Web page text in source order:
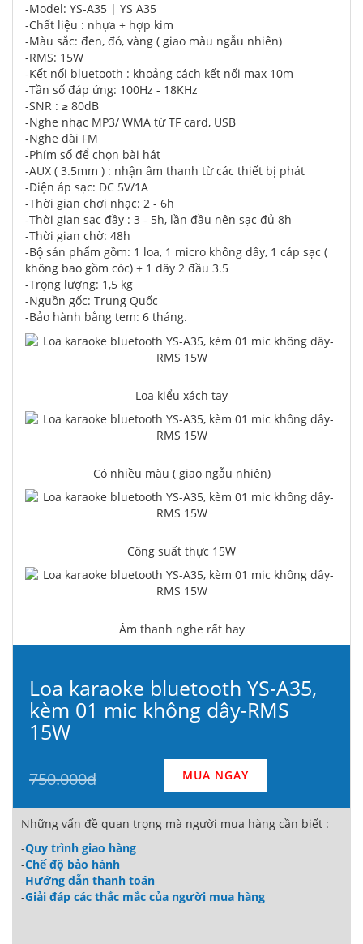
-Model: YS-A35 | YS A35
-Chất liệu : nhựa + hợp kim
-Màu sắc: đen, đỏ, vàng ( giao màu ngẫu nhiên)
-RMS: 15W
-Kết nối bluetooth : khoảng cách kết nối max 10m
-Tần số đáp ứng: 100Hz - 18KHz
-SNR : ≥ 80dB
-Nghe nhạc MP3/ WMA từ TF card, USB
-Nghe đài FM
-Phím số để chọn bài hát
-AUX ( 3.5mm ) : nhận âm thanh từ các thiết bị phát
-Điện áp sạc: DC 5V/1A
-Thời gian chơi nhạc: 2 - 6h
-Thời gian sạc đầy : 3 - 5h, lần đầu nên sạc đủ 8h
-Thời gian chờ: 48h
-Bộ sản phẩm gồm: 1 loa, 1 micro không dây, 1 cáp sạc (
không bao gồm cóc) + 1 dây 2 đầu 3.5
-Trọng lượng: 1,5 kg
-Nguồn gốc: Trung Quốc
-Bảo hành bằng tem: 6 tháng.
Loa kiểu xách tay
Có nhiều màu ( giao ngẫu nhiên)
Công suất thực 15W
Âm thanh nghe rất hay
Loa karaoke bluetooth YS-A35,
kèm 01 mic không dây-RMS
15W
750.000đ MUA NGAY
Những vấn đề quan trọng mà người mua hàng cần biết :
-Quy trình giao hàng
-Chế độ bảo hành
-Hướng dẫn thanh toán
-Giải đáp các thắc mắc của người mua hàng